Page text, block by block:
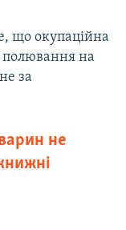
що окупаційна
полювання на
за
не